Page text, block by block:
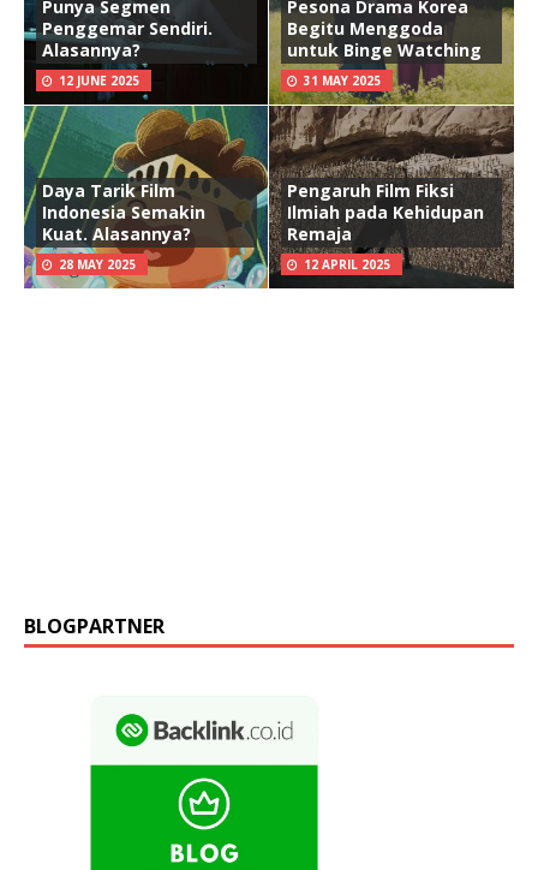
Punya Segmen
Penggemar Sendiri.
Alasannya?
12 JUNE 2025
Pesona Drama Korea
Begitu Menggoda
untuk Binge Watching
31 MAY 2025
Daya Tarik Film
Indonesia Semakin
Kuat. Alasannya?
28 MAY 2025
Pengaruh Film Fiksi
Ilmiah pada Kehidupan
Remaja
12 APRIL 2025
BLOGPARTNER